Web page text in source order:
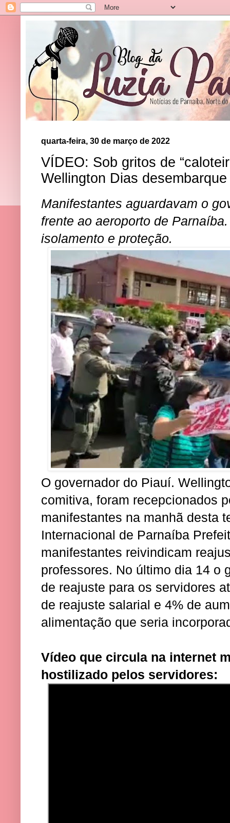
quarta-feira, 30 de março de 2022
VÍDEO: Sob gritos de
Wellington Dias
Manifestantes aguardavam o
frente ao aeroporto de
isolamento e proteção.
O governador do Piauí.
comitiva, foram recepcionados
manifestantes na manhã desta
Internacional de Parnaíba
manifestantes reivindicam
professores. No último dia 14 o
de reajuste para os servidores
de reajuste salarial e 4% de
alimentação que seria
Vídeo que circula na internet
hostilizado pelos servidores: